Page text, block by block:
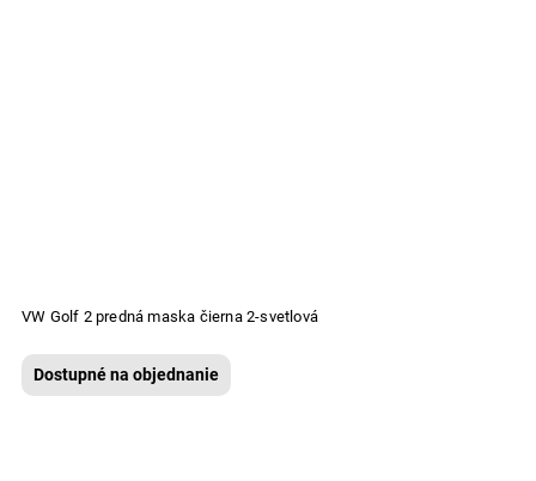
VW Golf 2 predná maska čierna 2-svetlová
Dostupné na objednanie